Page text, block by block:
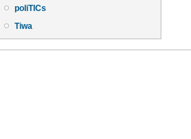
poliTICs
Tiwa